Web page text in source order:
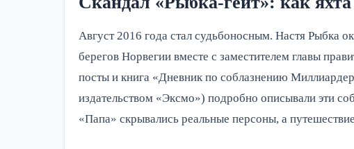
Август 2016 года стал судьбоносным. Настя Рыбка
берегов Норвегии вместе с заместителем главы
посты и книга «Дневник по соблазнению
издательством «Эксмо») подробно описывали эти
«Папа» скрывались реальные персоны, а